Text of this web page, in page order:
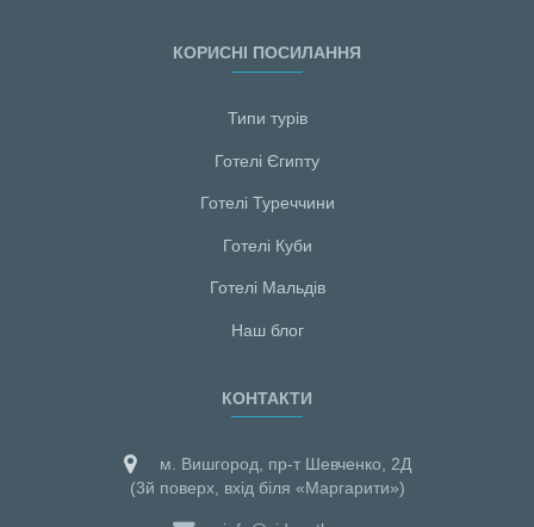
КОРИСНІ ПОСИЛАННЯ
Типи турів
Готелі Єгипту
Готелі Туреччини
Готелі Куби
Готелі Мальдiв
Наш блог
КОНТАКТИ
м. Вишгород, пр-т Шевченко, 2Д
(3й поверх, вхід біля «Маргарити»)